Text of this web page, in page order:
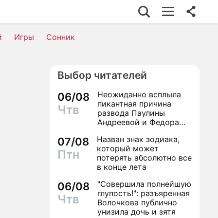
Игры Сонник
Выбор читателей
06/08
Чтв
Неожиданно всплыла
пикантная причина
развода Паулины
Андреевой и Федора
07/08
Птн
Назван знак зодиака,
который может
потерять абсолютно все
в конце лета
06/08
Чтв
"Совершила полнейшую
глупость!": разъяренная
Волочкова публично
унизила дочь и зятя